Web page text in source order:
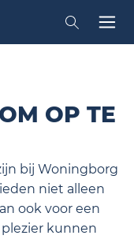
Zoeken
OP TE
bij Woningborg
niet alleen
ook voor een
kunnen